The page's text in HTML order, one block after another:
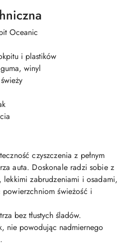
Oceanic
i plastików
winyl
czyszczenia z pełnym
auta. Doskonale radzi sobie z
zabrudzeniami i osadami,
świeżość i
bez tłustych śladów.
nie powodując nadmiernego